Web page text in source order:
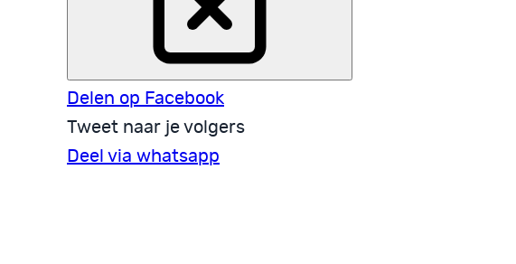
Delen op Facebook
Tweet naar je volgers
Deel via whatsapp